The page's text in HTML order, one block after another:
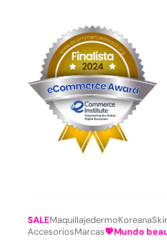
SALEMaquillajedermoKoreana
AccesoriosMarcas💖Mundo